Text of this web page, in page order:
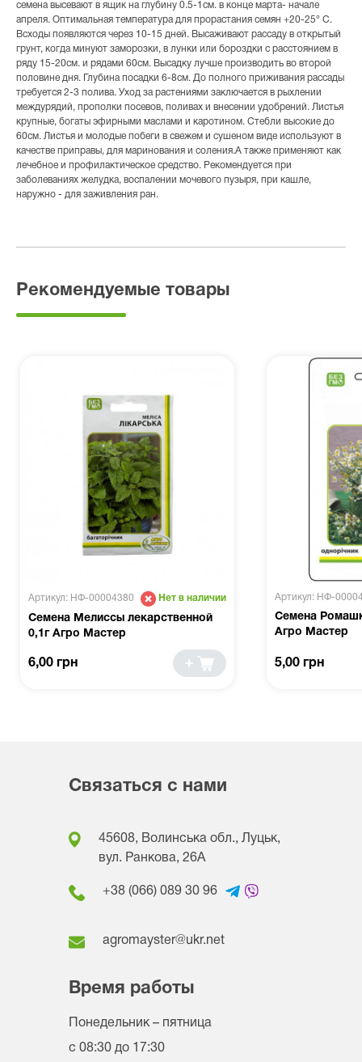
семена высевают в ящик на глубину 0.5-1см. в конце марта- начале
апреля. Оптимальная температура для прорастания семян +20-25° С.
Всходы появляются через 10-15 дней. Высаживают рассаду в открытый
грунт, когда минуют заморозки, в лунки или бороздки с расстоянием в
ряду 15-20см. и рядами 60см. Высадку лучше производить во второй
половине дня. Глубина посадки 6-8см. До полного приживания рассады
требуется 2-3 полива. Уход за растениями заключается в рыхлении
междурядий, прополки посевов, поливах и внесении удобрений. Листья
крупные, богаты эфирными маслами и каротином. Стебли высокие до
60см. Листья и молодые побеги в свежем и сушеном виде используют в
качестве приправы, для маринования и соления.А также применяют как
лечебное и профилактическое средство. Рекомендуется при
заболеваниях желудка, воспалении мочевого пузыря, при кашле,
наружно - для заживления ран.
Рекомендуемые товары
Артикул: НФ-00004380 Нет в наличии
Семена Мелиссы лекарственной
0,1г Агро Мастер
6,00 грн
Артикул: НФ-
Семена
Агро Мастер
5,00 грн
Связаться с нами
45608, Волинська обл., Луцьк,
вул. Ранкова, 26A
+38 (066) 089 30 96
agromayster@ukr.net
Время работы
Понедельник – пятница
с 08:30 до 17:30